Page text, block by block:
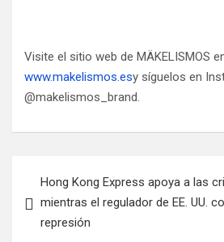
Visite el sitio web de MÄKELISMOS
www.makelismos.esy síguelos en
@makelismos_brand.
de
entradas
Hong Kong Express apoya a las
mientras el regulador de EE. UU.
represión